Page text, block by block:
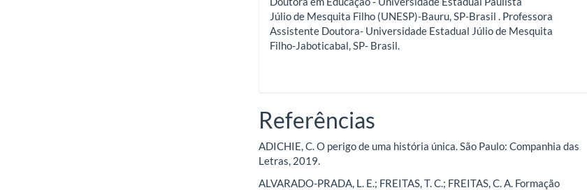
Júlio de Mesquita Filho (UNESP)-Bauru, SP-Brasil . Professora
Assistente Doutora- Universidade Estadual Júlio de Mesquita
Filho-Jaboticabal, SP- Brasil.
Referências
ADICHIE, C. O perigo de uma história única. São Paulo: Companhia das
Letras, 2019.
ALVARADO-PRADA, L. E.; FREITAS, T. C.; FREITAS, C. A. Formação